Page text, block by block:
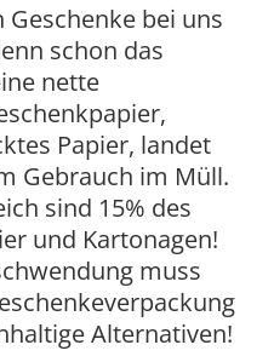
bei uns
schon das
nette
Papier, landet
Gebrauch im Müll.
sind 15% des
und Kartonagen!
muss
Alternativen!